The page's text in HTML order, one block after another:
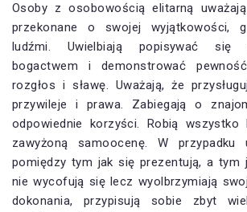
Osoby z osobowością elitarną
przekonane o swojej wyjątkowości,
ludźmi. Uwielbiają popisywać się
bogactwem i demonstrować
rozgłos i sławę. Uważają, że
przywileje i prawa. Zabiegają o
odpowiednie korzyści. Robią
zawyżoną samoocenę. W przypadku
pomiędzy tym jak się prezentują, a tym
nie wycofują się lecz wyolbrzymiają
dokonania, przypisują sobie zbyt